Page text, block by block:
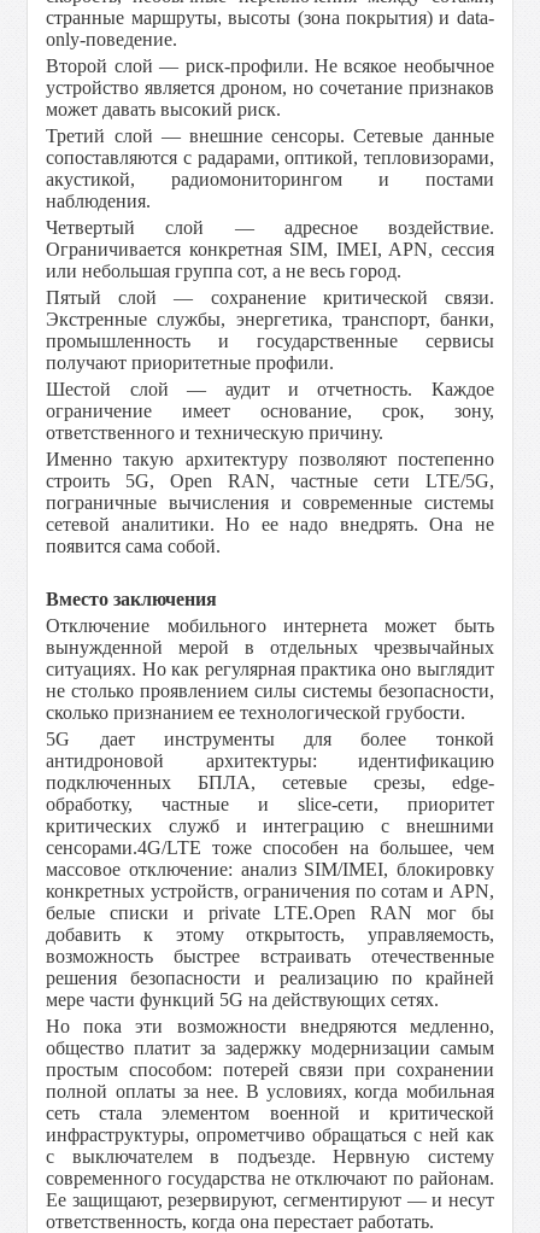
странные маршруты, высоты (зона покрытия) и data-
only-поведение.
Второй слой — риск-профили. Не всякое необычное
устройство является дроном, но сочетание признаков
может давать высокий риск.
Третий слой — внешние сенсоры. Сетевые данные
сопоставляются с радарами, оптикой, тепловизорами,
акустикой, радиомониторингом и постами
наблюдения.
Четвертый слой — адресное воздействие.
Ограничивается конкретная SIM, IMEI, APN, сессия
или небольшая группа сот, а не весь город.
Пятый слой — сохранение критической связи.
Экстренные службы, энергетика, транспорт, банки,
промышленность и государственные сервисы
получают приоритетные профили.
Шестой слой — аудит и отчетность. Каждое
ограничение имеет основание, срок, зону,
ответственного и техническую причину.
Именно такую архитектуру позволяют постепенно
строить 5G, Open RAN, частные сети LTE/5G,
пограничные вычисления и современные системы
сетевой аналитики. Но ее надо внедрять. Она не
появится сама собой.
Вместо заключения
Отключение мобильного интернета может быть
вынужденной мерой в отдельных чрезвычайных
ситуациях. Но как регулярная практика оно выглядит
не столько проявлением силы системы безопасности,
сколько признанием ее технологической грубости.
5G дает инструменты для более тонкой
антидроновой архитектуры: идентификацию
подключенных БПЛА, сетевые срезы, edge-
обработку, частные и slice-сети, приоритет
критических служб и интеграцию с внешними
сенсорами.4G/LTE тоже способен на большее, чем
массовое отключение: анализ SIM/IMEI, блокировку
конкретных устройств, ограничения по сотам и APN,
белые списки и private LTE.Open RAN мог бы
добавить к этому открытость, управляемость,
возможность быстрее встраивать отечественные
решения безопасности и реализацию по крайней
мере части функций 5G на действующих сетях.
Но пока эти возможности внедряются медленно,
общество платит за задержку модернизации самым
простым способом: потерей связи при сохранении
полной оплаты за нее. В условиях, когда мобильная
сеть стала элементом военной и критической
инфраструктуры, опрометчиво обращаться с ней как
с выключателем в подъезде. Нервную систему
современного государства не отключают по районам.
Ее защищают, резервируют, сегментируют — и несут
ответственность, когда она перестает работать.